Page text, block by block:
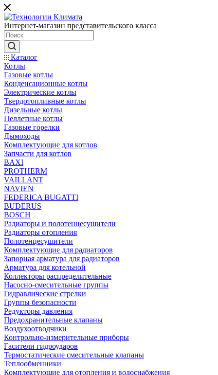
Интернет-магазин представительского класса
Каталог
Котлы
Газовые котлы
Конденсационные котлы
Электрические котлы
Твердотопливные котлы
Дизельные котлы
Пеллетные котлы
Газовые горелки
Дымоходы
Комплектующие для котлов
Запчасти для котлов
BAXI
PROTHERM
VAILLANT
NAVIEN
FEDERICA BUGATTI
BUDERUS
BOSCH
Радиаторы и полотенцесушители
Радиаторы отопления
Полотенцесушители
Комплектующие для радиаторов
Запорная арматура для радиаторов
Арматура для котельной
Коллекторы распределительные
Насосно-смесительные группы
Гидравлические стрелки
Группы безопасности
Редукторы давления
Предохранительные клапаны
Воздухоотводчики
Контрольно-измерительные приборы
Гасители гидроударов
Термостатические смесительные клапаны
Теплообменники
Комплектующие для отопления и водоснабжения